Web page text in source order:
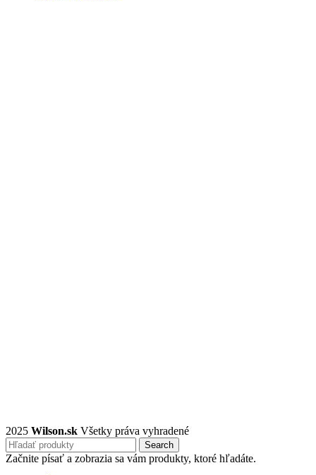
2025 Wilson.sk Všetky práva vyhradené
Search
Začnite písať a zobrazia sa vám produkty, ktoré hľadáte.